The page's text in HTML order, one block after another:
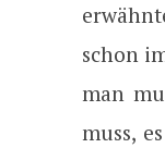
schon
man
muss,